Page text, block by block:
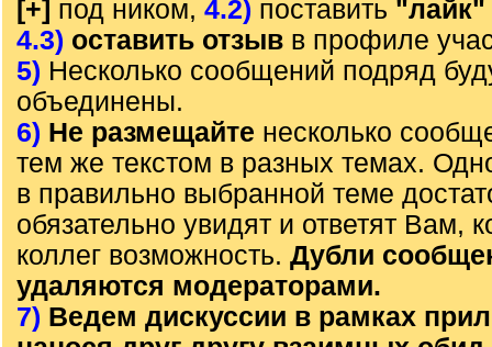
[+] под ником, 4.2) поставить "лайк"
4.3) оставить отзыв в профиле
5) Несколько сообщений подряд
объединены.
6) Не размещайте несколько
тем же текстом в разных темах.
в правильно выбранной теме
обязательно увидят и ответят Вам,
коллег возможность. Дубли
удаляются модераторами.
7) Ведем дискуссии в рамках